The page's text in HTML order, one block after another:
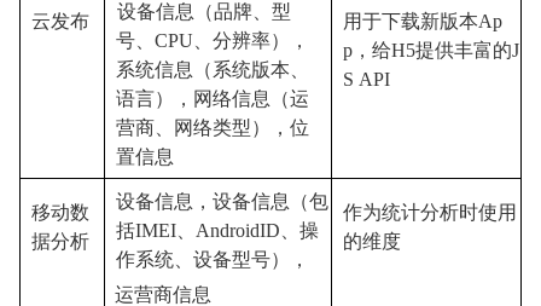
云发布
设备信息（品牌、型
号
CPU 分辨率），
系统信息（系统版本、
语言），网络信息（运
营商 、网络类型）
，位
置信息
用于下载新版本Ap
p，给H5提供丰富的J
S API
移动数
据分析
设备信息，设备信息（包
括IMEI AndroidID 、操
作系统、设备型号），
运营商信息
作为统计分析时使用
的维度